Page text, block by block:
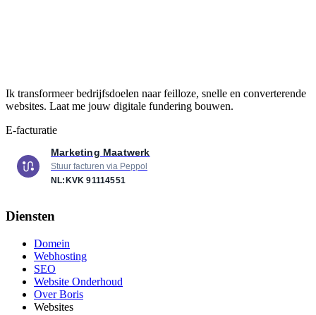
Ik transformeer bedrijfsdoelen naar feilloze, snelle en converterende
websites. Laat me jouw digitale fundering bouwen.
E-facturatie
Marketing Maatwerk
Stuur facturen via Peppol
NL:KVK 91114551
Diensten
Domein
Webhosting
SEO
Website Onderhoud
Over Boris
Websites